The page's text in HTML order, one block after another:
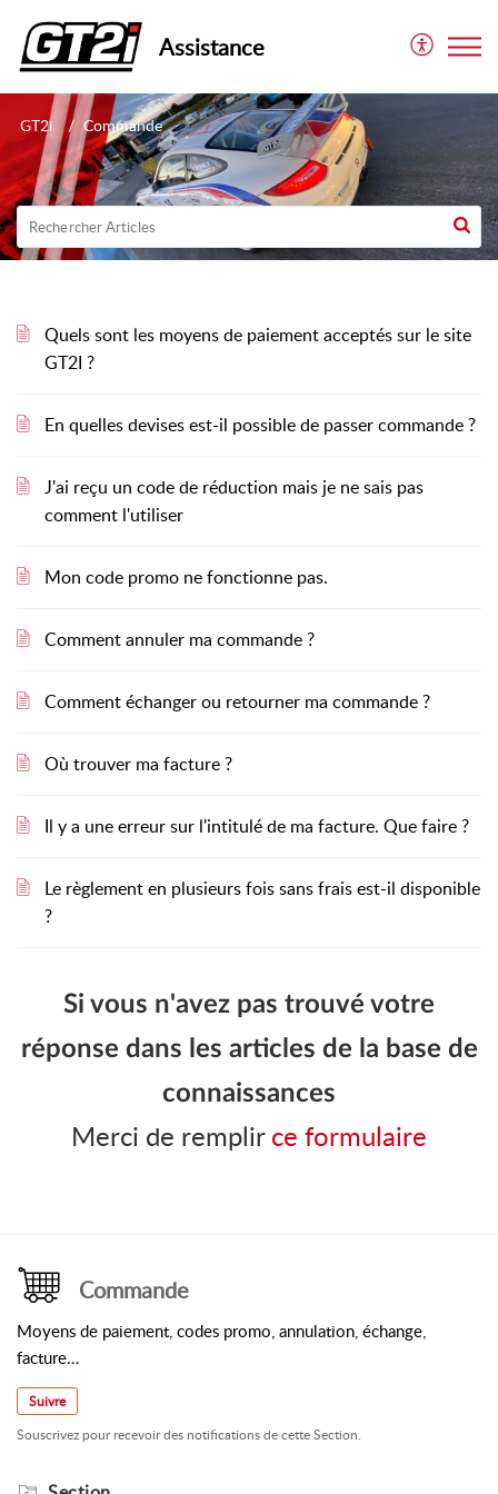
Assistance
GT2i Commande
Quels sont les moyens de paiement acceptés sur le site
GT2I ?
En quelles devises est-il possible de passer commande ?
J'ai reçu un code de réduction mais je ne sais pas
comment l'utiliser
Mon code promo ne fonctionne pas.
Comment annuler ma commande ?
Comment échanger ou retourner ma commande ?
Où trouver ma facture ?
Il y a une erreur sur l'intitulé de ma facture. Que faire ?
Le règlement en plusieurs fois sans frais est-il disponible
?
Si vous n'avez pas trouvé votre
réponse dans les articles de la base de
connaissances
Merci de remplirce formulaire
Commande
Moyens de paiement, codes promo, annulation, échange,
facture…
Suivre
Souscrivez pour recevoir des notifications de cette Section.